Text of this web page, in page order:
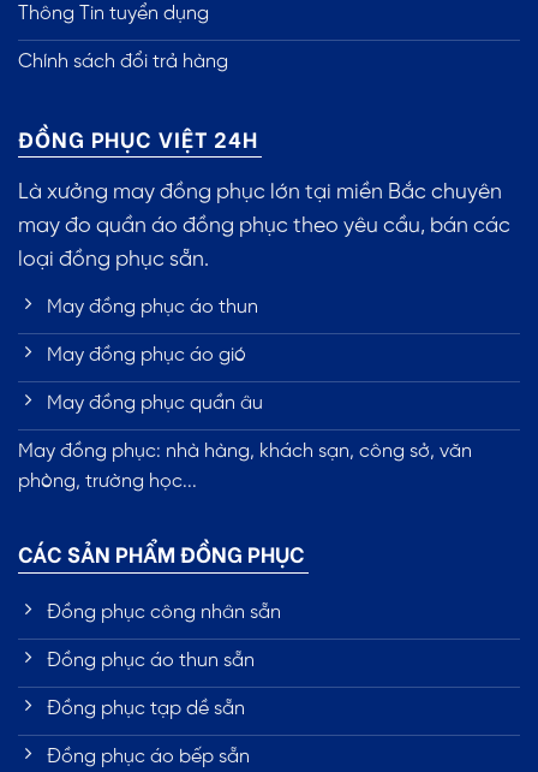
Thông Tin tuyển dụng
Chính sách đổi trả hàng
ĐỒNG PHỤC VIỆT 24H
Là xưởng may đồng phục lớn tại miền Bắc chuyên
may đo quần áo đồng phục theo yêu cầu, bán các
loại đồng phục sẵn.
May đồng phục áo thun
May đồng phục áo gió
May đồng phục quần âu
May đồng phục: nhà hàng, khách sạn, công sở, văn
phòng, trường học...
CÁC SẢN PHẨM ĐỒNG PHỤC
Đồng phục công nhân sẵn
Đồng phục áo thun sẵn
Đồng phục tạp dề sẵn
Đồng phục áo bếp sẵn